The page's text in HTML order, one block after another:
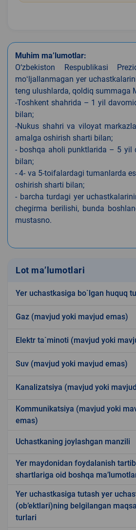
Muhim ma’lumotlar:
O‘zbekiston Respublikasi
moʻljallanmagan yer
teng ulushlarda, qoldiq summaga
-Toshkent shahrida – 1 yil
bilan;
-Nukus shahri va viloyat
amalga oshirish sharti bilan;
- boshqa aholi punktlarida – 5 yil
bilan;
- 4- va 5-toifalardagi tumanlarda
oshirish sharti bilan;
- barcha turdagi yer
chegirma berilishi, bunda
mustasno.
Lot ma’lumotlari
Yer uchastkasiga bo`lgan huquq
Gaz (mavjud yoki mavjud emas)
Elektr ta`minoti (mavjud yoki
Suv (mavjud yoki mavjud emas)
Kanalizatsiya (mavjud yoki
Kommunikatsiya (mavjud yoki
emas)
Uchastkaning joylashgan manzili
Yer maydonidan foydalanish
shartlariga oid boshqa
Yer uchastkasiga tutash yer
(ob’ektlari)ning belgilangan
turlari